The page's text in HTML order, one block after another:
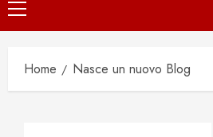
Menu
principale
Home Nasce un nuovo Blog